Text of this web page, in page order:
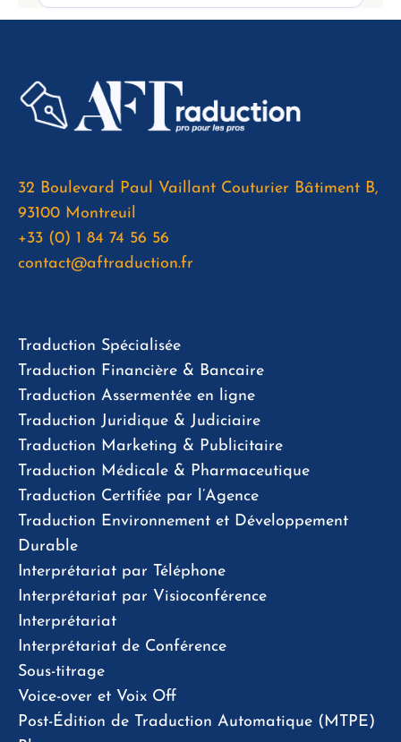
32 Boulevard Paul Vaillant Couturier Bâtiment B,
93100 Montreuil
+33 (0) 1 84 74 56 56
contact@aftraduction.fr
Traduction Spécialisée
Traduction Financière & Bancaire
Traduction Assermentée en ligne
Traduction Juridique & Judiciaire
Traduction Marketing & Publicitaire
Traduction Médicale & Pharmaceutique
Traduction Certifiée par l’Agence
Traduction Environnement et Développement
Durable
Interprétariat par Téléphone
Interprétariat par Visioconférence
Interprétariat
Interprétariat de Conférence
Sous-titrage
Voice-over et Voix Off
Post-Édition de Traduction Automatique (MTPE)